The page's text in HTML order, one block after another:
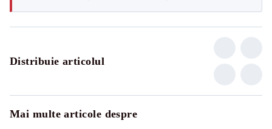
Distribuie articolul
Mai multe articole despre